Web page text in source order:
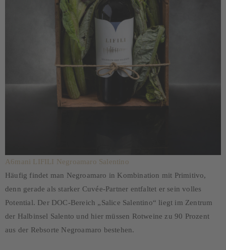
A6mani LIFILI Negroamaro Salentino
Häufig findet man Negroamaro in Kombination mit Primitivo,
denn gerade als starker Cuvée-Partner entfaltet er sein volles
Potential. Der DOC-Bereich „Salice Salentino“ liegt im Zentrum
der Halbinsel Salento und hier müssen Rotweine zu 90 Prozent
aus der Rebsorte Negroamaro bestehen.